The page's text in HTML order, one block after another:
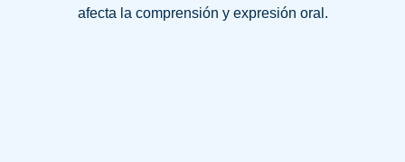
afecta la comprensión y expresión oral.